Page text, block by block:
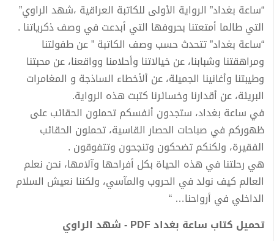
“ساعة بغداد” الرواية الأولى للكاتبة العراقية ،شهد الراوي”
التي طالما أمتعتنا بحروفها التي أبدعت في وصف ذكرياتنا .
“ساعة بغداد” تتحدث حسب وصف الكاتبة ” عن طفولتنا
ومراهقتنا وشبابنا، عن خيالاتنا وأحلامنا وواقعنا، عن محبتنا
وطيبتنا وأغانينا الجميلة، عن ألأخطاء الساذجة و المغامرات
البريئة، عن أقدارنا وخسائرنا كتبت هذه الرواية.
في ساعة بغداد، ستجدون أنفسكم تحملون الحقائب على
ظهوركم في صباحات الحصار القاسية، تحملون الحقائب
الفقيرة، ولكنكم تضحكون وتنجحون وتتفوقون .
هي رحلتنا في هذه الحياة بكل أفراحها وآلامها، نحن نعلم
العالم كيف نولد في الحروب والمآسي، ولكننا نعيش السلام
الداخلي في أرواحنا… “
تحميل كتاب ساعة بغداد PDF - شهد الراوي